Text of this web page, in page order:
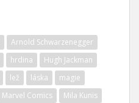
Arnold Schwarzenegger
hrdina
Hugh Jackman
lež láska
magie
Marvel Comics Mila Kunis